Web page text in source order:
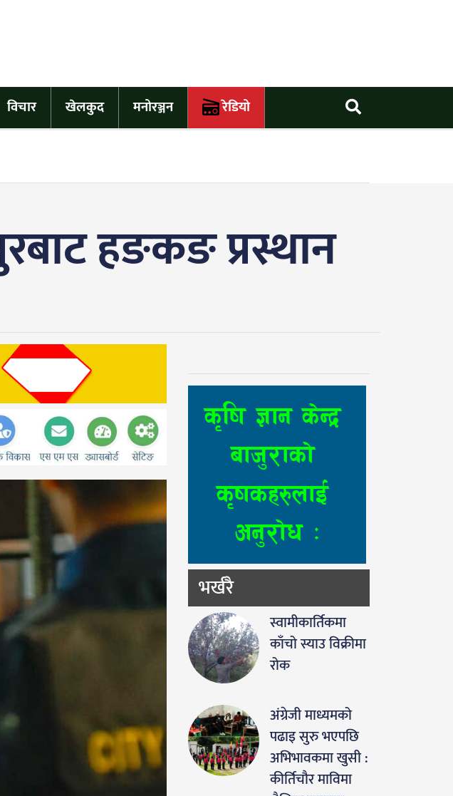
विचार खेलकुद मनोरञ्जन रेडियो
हङकङ प्रस्थान
भर्खरै
स्वामीकार्तिकमा
काँचो स्याउ विक्रीमा
रोक
अंग्रेजी माध्यमको
पढाइ सुरु भएपछि
अभिभावकमा खुसी :
कीर्तिचौर माविमा